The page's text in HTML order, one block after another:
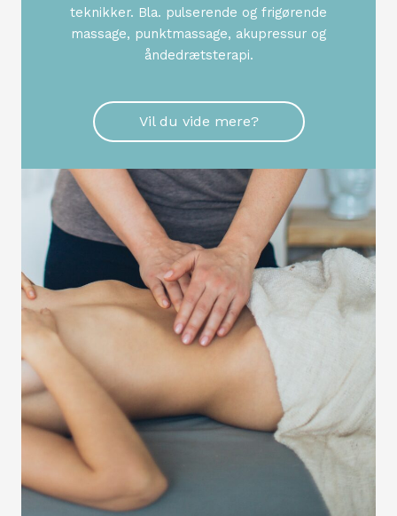
teknikker. Bla. pulserende og frigørende
massage, punktmassage, akupressur og
åndedrætsterapi.
Vil du vide mere?